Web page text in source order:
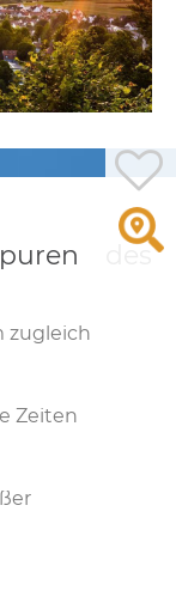
des
zugleich
Zeiten